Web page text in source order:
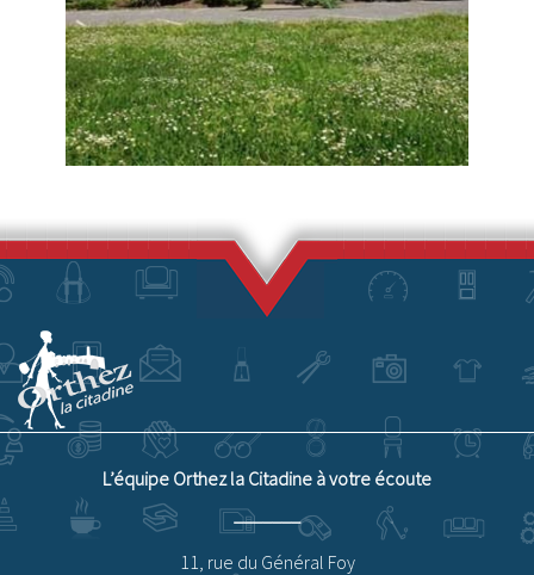
L’équipe Orthez la Citadine à votre écoute
11, rue du Général Foy